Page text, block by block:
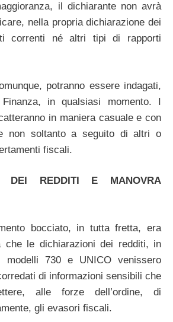
il dichiarante non avrà
nella propria dichiarazione dei
correnti né altri tipi di rapporti
potranno essere indagati,
in qualsiasi momento. I
in maniera casuale e con
non soltanto a seguito di altri o
fiscali.
DEI REDDITI E MANOVRA
bocciato, in tutta fretta, era
che le dichiarazioni dei redditi, in
modelli 730 e UNICO venissero
di informazioni sensibili che
alle forze dell’ordine, di
gli evasori fiscali.